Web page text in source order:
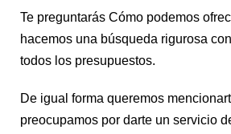
Te preguntarás Cómo podemos
hacemos una búsqueda rigurosa
todos los presupuestos.
De igual forma queremos
preocupamos por darte un servicio